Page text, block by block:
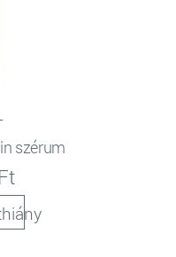
szérum